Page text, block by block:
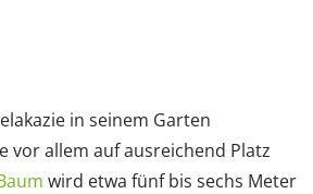
in seinem Garten
vor allem auf ausreichend Platz
wird etwa fünf bis sechs Meter